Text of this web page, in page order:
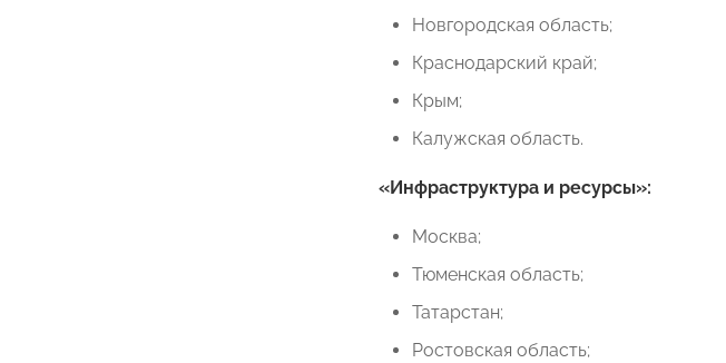
Новгородская область;
Краснодарский край;
Крым;
Калужская область.
«Инфраструктура и ресурсы»:
Москва;
Тюменская область;
Татарстан;
Ростовская область;